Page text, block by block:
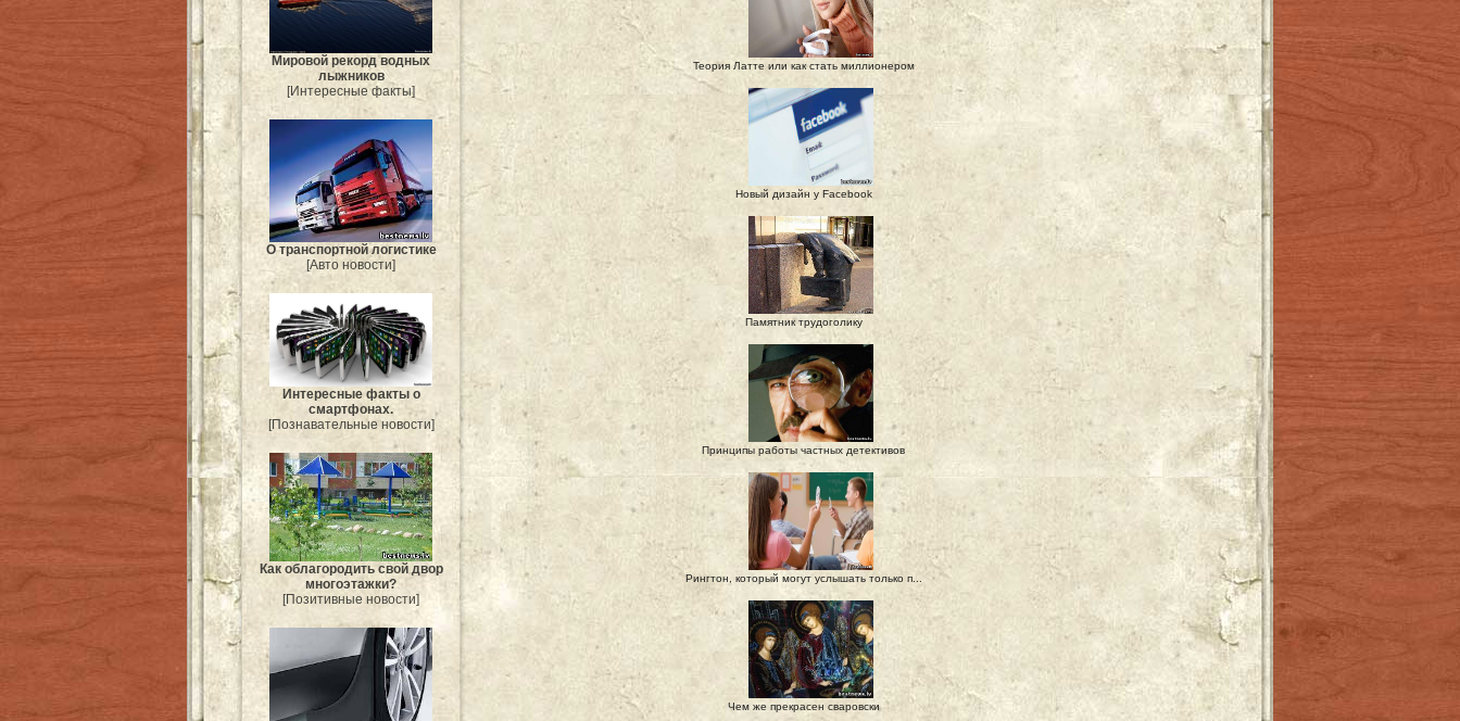
Мировой рекорд водных
лыжников
[Интересные факты]
О транспортной логистике
[Авто новости]
Интересные факты о
смартфонах.
[Познавательные новости]
Как облагородить свой двор
многоэтажки?
[Позитивные новости]
Теория Латте или как стать миллионером
Новый дизайн у Facebook
Памятник трудоголику
Принципы работы частных детективов
Рингтон, который могут услышать только п...
Чем же прекрасен сваровски